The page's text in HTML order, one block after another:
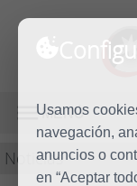
Usamos
navegación,
anuncios o
en “Aceptar
MENÚ
Noticias